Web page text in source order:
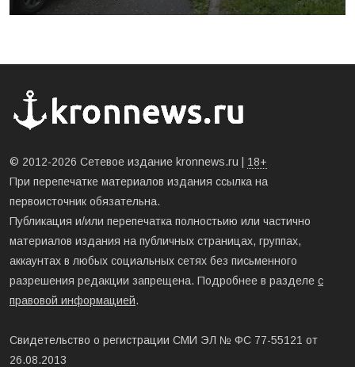
© 2012-2026 Сетевое издание kronnews.ru | 18+
При перепечатке материалов издания ссылка на
первоисточник обязательна.
Публикация и/или перепечатка полностьию или частично
материалов издания на публичных страницах, группах,
аккаунтах в любых социальных сетях без письменного
разрешения редакции запрещена. Подробнее в разделе с
правовой информацией.
Свидетельство о регистрации СМИ ЭЛ № ФС 77-55121 от
26.08.2013